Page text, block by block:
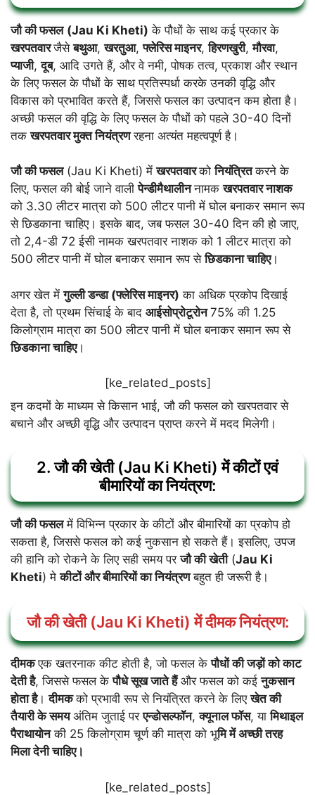
जौ की फसल (Jau Ki Kheti) के पौधों के साथ कई प्रकार के
खरपतवारजैसेबथुआ,खरतुआ,फ्लेरिस माइनर,हिरणखुरी,मौरवा,
प्याजी,दूब, आदि उगते हैं, और वे नमी, पोषक तत्व, प्रकाश और स्थान
के लिए फसल के पौधों के साथ प्रतिस्पर्धा करके उनकी वृद्धि और
विकास को प्रभावित करते हैं, जिससे फसल का उत्पादन कम होता है।
अच्छी फसल की वृद्धि के लिए फसल के पौधों को पहले 30-40 दिनों
तकखरपतवार मुक्त नियंत्रणरहना अत्यंत महत्वपूर्ण है।
जौ की फसल(Jau Ki Kheti) मेंखरपतवारकोनियंत्रितकरने के
लिए, फसल की बोई जाने वालीपेन्डीमैथालीननामकखरपतवार नाशक
को 3.30 लीटर मात्रा को 500 लीटर पानी में घोल बनाकर समान रूप
से छिडकाना चाहिए। इसके बाद, जब फसल 30-40 दिन की हो जाए,
तो 2,4-डी 72 ईसी नामक खरपतवार नाशक को 1 लीटर मात्रा को
500 लीटर पानी में घोल बनाकर समान रूप सेछिडकाना चाहिए।
अगर खेत मेंगुल्ली डन्डा (फ्लेरिस माइनर) का अधिक प्रकोप दिखाई
देता है, तो प्रथम सिंचाई के बाद आईसोप्रोटूरोन75% की 1.25
किलोग्राम मात्रा का 500 लीटर पानी में घोल बनाकर समान रूप से
छिडकाना चाहिए।
[ke_related_posts]
इन कदमों के माध्यम से किसान भाई, जौ की फसल को खरपतवार से
बचाने और अच्छी वृद्धि और उत्पादन प्राप्त करने में मदद मिलेगी।
2. जौ की खेती (Jau Ki Kheti) में कीटों एवं
बीमारियों का नियंत्रण:
जौ की फसलमें विभिन्न प्रकार के कीटों और बीमारियों का प्रकोप हो
सकता है, जिससे फसल को कई नुकसान हो सकते हैं। इसलिए, उपज
की हानि को रोकने के लिए सही समय परजौ की खेती(Jau Ki
Kheti) मेकीटों और बीमारियों का नियंत्रणबहुत ही जरूरी है।
जौ की खेती (Jau Ki Kheti) में दीमक नियंत्रण:
दीमकएक खतरनाक कीट होती है, जो फसल केपौधों की जड़ों को काट
देती है, जिससे फसल केपौधे सूख जाते हैंऔर फसल को कईनुकसान
होता है।दीमकको प्रभावी रूप से नियंत्रित करने के लिएखेत की
तैयारी के समयअंतिम जुताई परएन्डोसल्फॉन,क्यूनाल फॉस, यामिथाइल
पैराथायोनकी 25 किलोग्राम चूर्ण की मात्रा को भूमि में अच्छी तरह
मिला देनी चाहिए।
[ke_related_posts]